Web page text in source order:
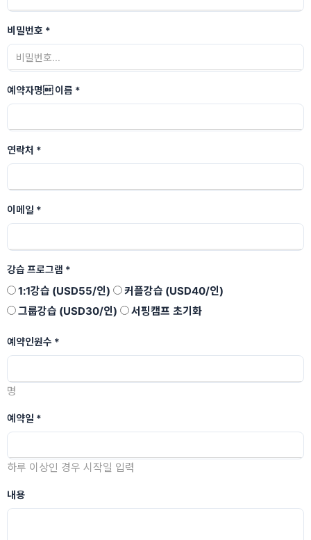
비밀번호 *
예약자명 이름 *
연락처 *
이메일 *
강습 프로그램 *
1:1강습 (USD55/인)
커플강습 (USD40/인)
그룹강습 (USD30/인)
서핑캠프 초기화
예약인원수 *
명
예약일 *
하루 이상인 경우 시작일 입력
내용